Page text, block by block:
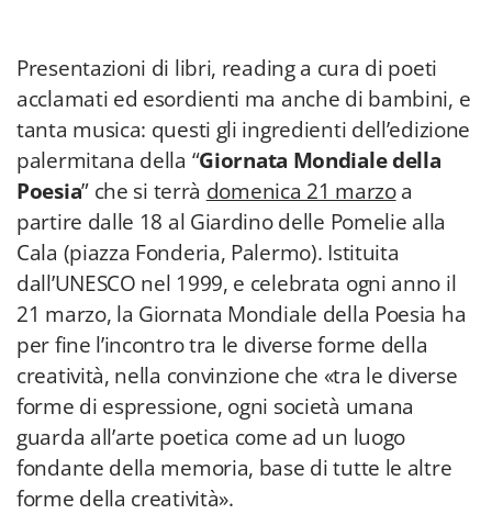
Presentazioni di libri, reading a cura di poeti
acclamati ed esordienti ma anche di bambini, e
tanta musica: questi gli ingredienti dell’edizione
palermitana della “Giornata Mondiale della
Poesia” che si terrà domenica 21 marzoa
partire dalle 18 al Giardino delle Pomelie alla
Cala (piazza Fonderia, Palermo). Istituita
dall’UNESCO nel 1999, e celebrata ogni anno il
21 marzo, la Giornata Mondiale della Poesia ha
per fine l’incontro tra le diverse forme della
creatività, nella convinzione che «tra le diverse
forme di espressione, ogni società umana
guarda all’arte poetica come ad un luogo
fondante della memoria, base di tutte le altre
forme della creatività».